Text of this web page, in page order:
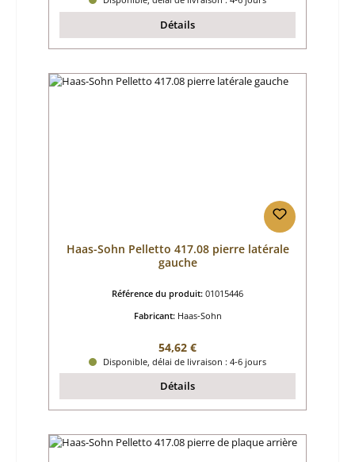
Détails
Haas-Sohn Pelletto 417.08 pierre latérale
gauche
Référence du produit: 01015446
Fabricant: Haas-Sohn
Prix régulier :
54,62 €
Disponible, délai de livraison : 4-6 jours
Détails